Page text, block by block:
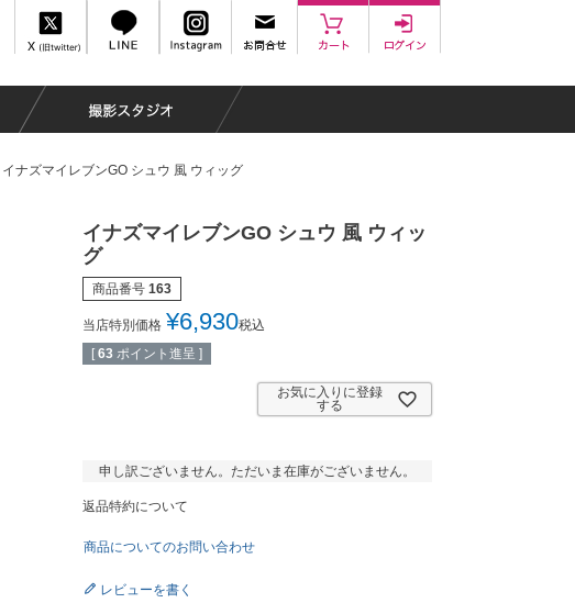
イナズマイレブンGO シュウ 風 ウィッグ
イナズマイレブンGO シュウ 風 ウィッ
グ
商品番号 163
当店特別価格 ¥6,930税込
[ 63 ポイント進呈 ]
お気に入りに登録
する
申し訳ございません。ただいま在庫がございません。
返品特約について
商品についてのお問い合わせ
レビューを書く